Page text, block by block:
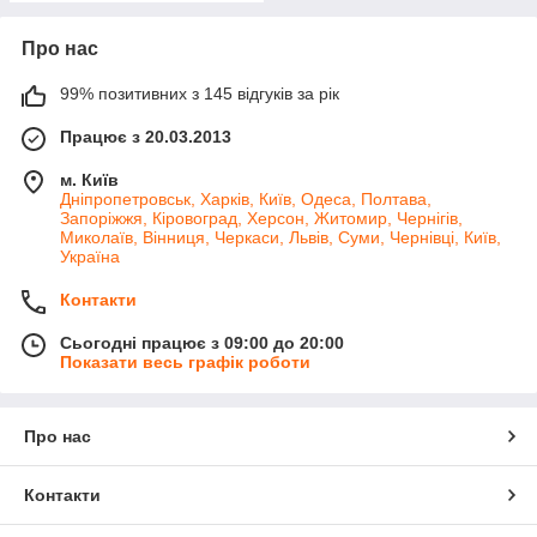
Про нас
99% позитивних з 145 відгуків за рік
Працює з 20.03.2013
м. Київ
Дніпропетровськ, Харків, Київ, Одеса, Полтава,
Запоріжжя, Кіровоград, Херсон, Житомир, Чернігів,
Миколаїв, Вінниця, Черкаси, Львів, Суми, Чернівці, Київ,
Україна
Контакти
Сьогодні працює з 09:00 до 20:00
Показати весь графік роботи
Про нас
Контакти